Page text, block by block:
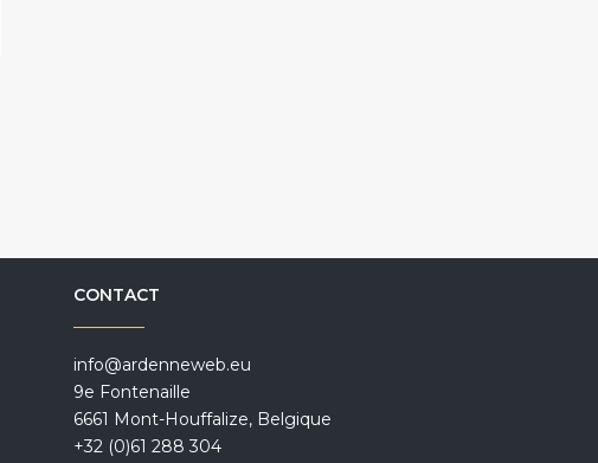
CONTACT
info@ardenneweb.eu
9e Fontenaille
6661 Mont-Houffalize, Belgique
+32 (0)61 288 304